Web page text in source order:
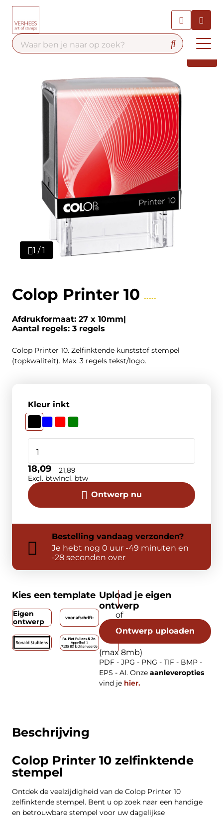
Contact
Beschrijving
Colop Printer 10 zelfinktende
stempel
Ontdek de veelzijdigheid van de Colop Printer 10
zelfinktende stempel. Bent u op zoek naar een handige
en betrouwbare stempel voor uw dagelijkse
1 / 1
Colop Printer 10
Afdrukformaat: 27 x 10mm
Aantal regels: 3 regels
Colop Printer 10. Zelfinktende kunststof stempel
(topkwaliteit). Max. 3 regels tekst/logo.
Kleur inkt
Ontwerp nu
18,09
Excl. btw
21,89
Incl. btw
Bestelling vandaag verzonden?
Je hebt nog 0 uur -49 minuten en
-28 seconden over
Kies een template
Eigen
ontwerp
Upload je eigen
ontwerp
Ontwerp uploaden
(max 8mb)
PDF - JPG - PNG - TIF - BMP -
EPS - AI. Onze aanleveropties
vind je hier.